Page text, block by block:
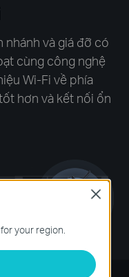
nhánh và giá đỡ có
cùng công nghệ
Wi-Fi về phía
hơn và kết nối ổn
Archer TBE400UH
your region.
Close